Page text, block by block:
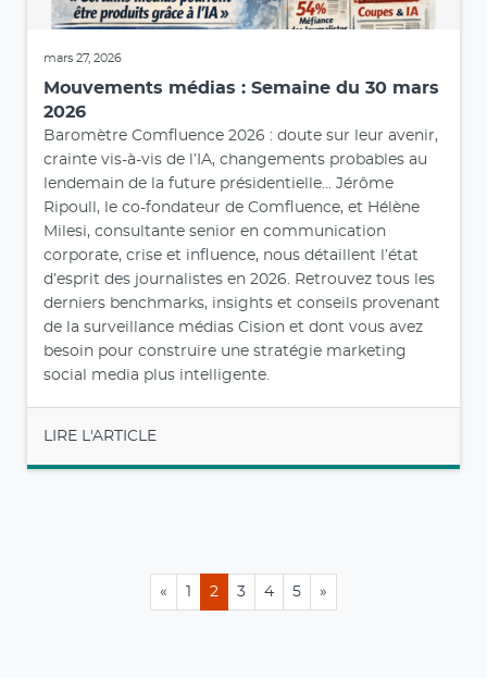
mars 27, 2026
Mouvements médias : Semaine du 30 mars
2026
Baromètre Comfluence 2026 : doute sur leur avenir,
crainte vis-à-vis de l’IA, changements probables au
lendemain de la future présidentielle... Jérôme
Ripoull, le co-fondateur de Comfluence, et Hélène
Milesi, consultante senior en communication
corporate, crise et influence, nous détaillent l’état
d’esprit des journalistes en 2026. Retrouvez tous les
derniers benchmarks, insights et conseils provenant
de la surveillance médias Cision et dont vous avez
besoin pour construire une stratégie marketing
social media plus intelligente.
LIRE L'ARTICLE
« 2 3 4 5 »